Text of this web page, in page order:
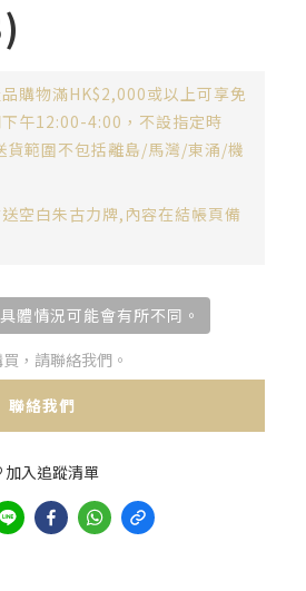
購物滿HK$2,000或以上可享免
午12:00-4:00，不設指定時
範圍不包括離島/馬灣/東涌/機
空白朱古力牌,內容在結帳頁備
體情況可能會有所不同。
，請聯絡我們。
聯絡我們
加入追蹤清單